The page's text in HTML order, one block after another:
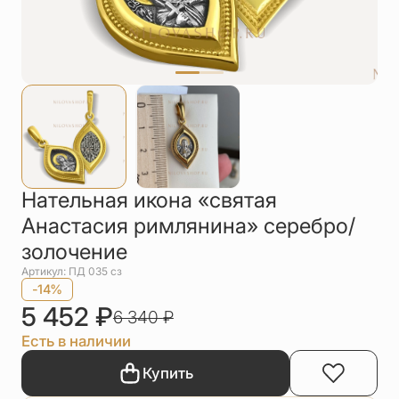
Упаковка
Цепи
Шнурки на
шею
Другое
Нательная икона «святая
Анастасия римлянина» серебро/
золочение
Артикул: ПД 035 сз
-14%
5 452 ₽6 340₽
Есть в наличии
Купить